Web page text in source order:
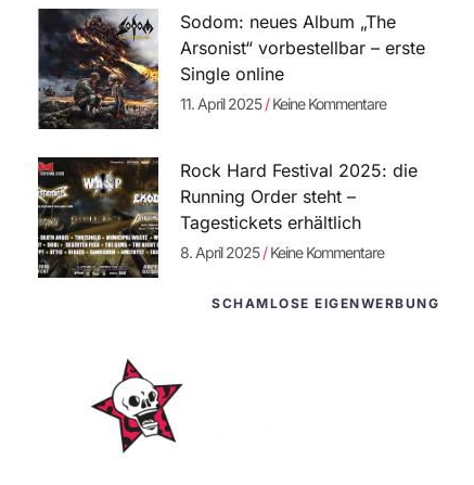
Sodom: neues Album „The
Arsonist“ vorbestellbar – erste
Single online
11. April 2025 Keine Kommentare
Rock Hard Festival 2025: die
Running Order steht –
Tagestickets erhältlich
8. April 2025 Keine Kommentare
SCHAMLOSE EIGENWERBUNG